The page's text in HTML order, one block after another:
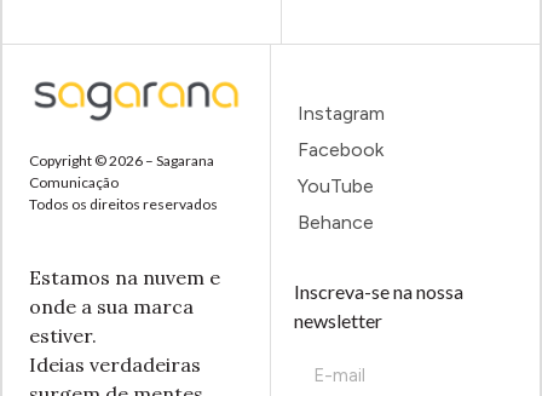
Copyright © 2026 – Sagarana
Comunicação
Todos os direitos reservados
Estamos na nuvem e
onde a sua marca
estiver.
Ideias verdadeiras
Instagram
Facebook
YouTube
Behance
Inscreva-se na nossa
newsletter